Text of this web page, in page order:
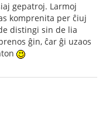
gepatroj. Larmoj
komprenita per ĉiuj
distingi sin de lia
ĝin, ĉar ĝi uzaos